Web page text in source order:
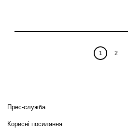
1 2
Прес-служба
Корисні посилання